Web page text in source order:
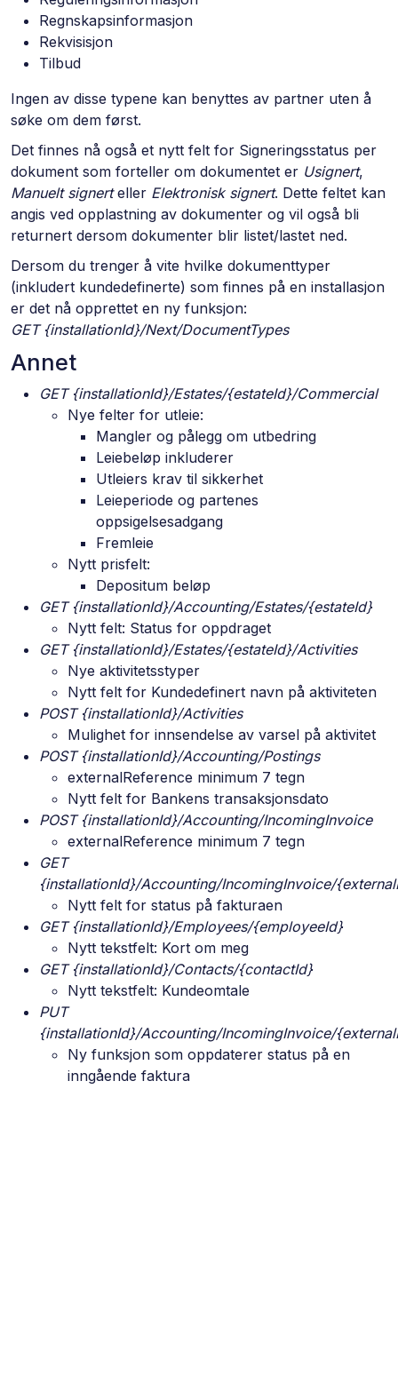
Regnskapsinformasjon
Rekvisisjon
Tilbud
Ingen av disse typene kan benyttes av partner uten å
søke om dem først.
Det finnes nå også et nytt felt for Signeringsstatus per
dokument som forteller om dokumentet er Usignert,
Manuelt signerteller Elektronisk signert. Dette feltet kan
angis ved opplastning av dokumenter og vil også bli
returnert dersom dokumenter blir listet/lastet ned.
Dersom du trenger å vite hvilke dokumenttyper
(inkludert kundedefinerte) som finnes på en installasjon
er det nå opprettet en ny funksjon:
GET {installationId}/Next/DocumentTypes
Annet
GET {installationId}/Estates/{estateId}/Commercial
Nye felter for utleie:
Mangler og pålegg om utbedring
Leiebeløp inkluderer
Utleiers krav til sikkerhet
Leieperiode og partenes
oppsigelsesadgang
Fremleie
Nytt prisfelt:
Depositum beløp
GET {installationId}/Accounting/Estates/{estateId}
Nytt felt: Status for oppdraget
GET {installationId}/Estates/{estateId}/Activities
Nye aktivitetsstyper
Nytt felt for Kundedefinert navn på aktiviteten
POST {installationId}/Activities
Mulighet for innsendelse av varsel på aktivitet
POST {installationId}/Accounting/Postings
externalReference minimum 7 tegn
Nytt felt for Bankens transaksjonsdato
POST {installationId}/Accounting/IncomingInvoice
externalReference minimum 7 tegn
GET
{installationId}/Accounting/IncomingInvoice/
Nytt felt for status på fakturaen
GET {installationId}/Employees/{employeeId}
Nytt tekstfelt: Kort om meg
GET {installationId}/Contacts/{contactId}
Nytt tekstfelt: Kundeomtale
PUT
{installationId}/Accounting/IncomingInvoice/
Ny funksjon som oppdaterer status på en
inngående faktura